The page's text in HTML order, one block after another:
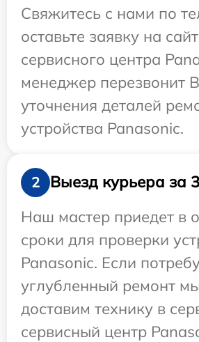
Свяжитесь с нами по
оставьте заявку на
сервисного центра
менеджер перезвонит
уточнения деталей
устройства Panasonic.
2
Выезд курьера за
Наш мастер приедет в
сроки для проверки
Panasonic. Если
углубленный ремонт
доставим технику в
сервисный центр